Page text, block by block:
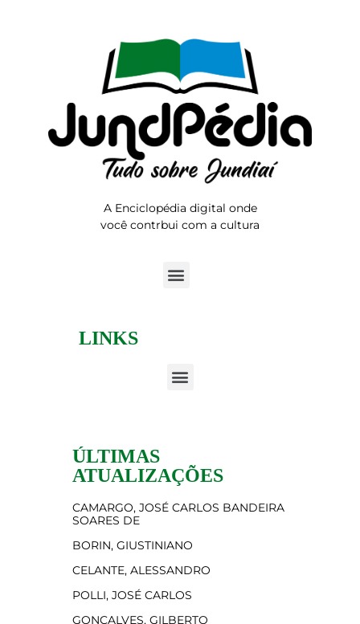
A Enciclopédia digital onde
você contrbui com a cultura
LINKS
ÚLTIMAS
ATUALIZAÇÕES
CAMARGO, JOSÉ CARLOS BANDEIRA
SOARES DE
BORIN, GIUSTINIANO
CELANTE, ALESSANDRO
POLLI, JOSÉ CARLOS
GONÇALVES, GILBERTO